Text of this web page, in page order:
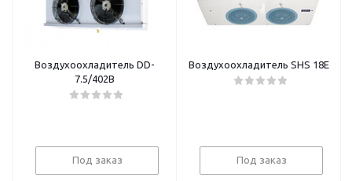
Воздухоохладитель DD-
7.5/402В
Под заказ
Воздухоохладитель SHS 18E
Под заказ